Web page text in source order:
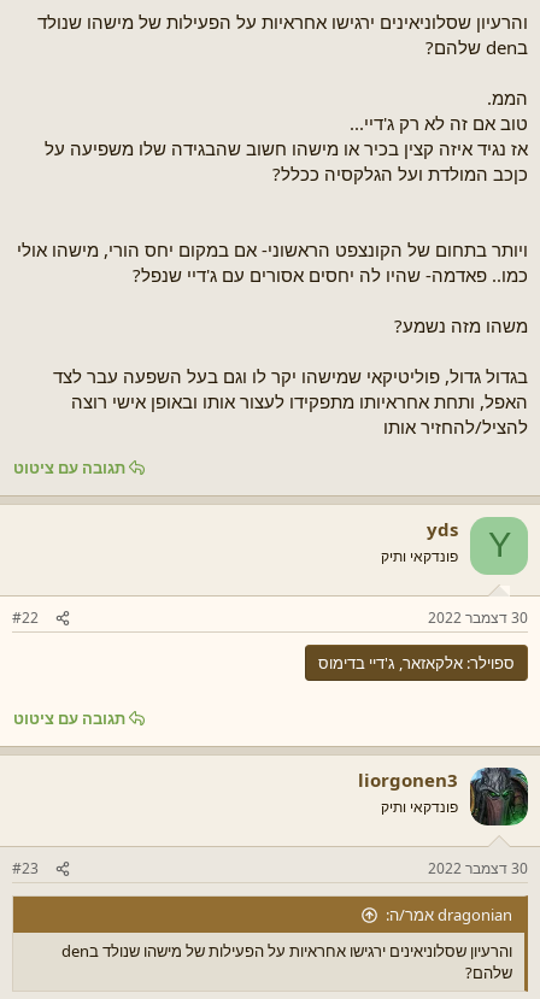
ש
א
ה
והרעיון שסלוניאינים ירגישו אחראיות על הפעילות של מישהו שנולד
בden שלהם?
הממ.
טוב אם זה לא רק ג'דיי...
אז נגיד איזה קצין בכיר או מישהו חשוב שהבגידה שלו משפיעה על
כןכב המולדת ועל הגלקסיה ככלל?
ויותר בתחום של הקונצפט הראשוני- אם במקום יחס הורי, מישהו אולי
כמו.. פאדמה- שהיו לה יחסים אסורים עם ג'דיי שנפל?
משהו מזה נשמע?
בגדול גדול, פוליטיקאי שמישהו יקר לו וגם בעל השפעה עבר לצד
האפל, ותחת אחראיותו מתפקידו לעצור אותו ובאופן אישי רוצה
להציל/להחזיר אותו
תגובה עם ציטוט
Y
yds
פונדקאי ותיק
30 דצמבר 2022 #22
ספוילר: אלקאזאר, ג'דיי בדימוס
תגובה עם ציטוט
liorgonen3
פונדקאי ותיק
30 דצמבר 2022 #23
dragonian אמר/ה:
והרעיון שסלוניאינים ירגישו אחראיות על הפעילות של מישהו שנולד בden
שלהם?